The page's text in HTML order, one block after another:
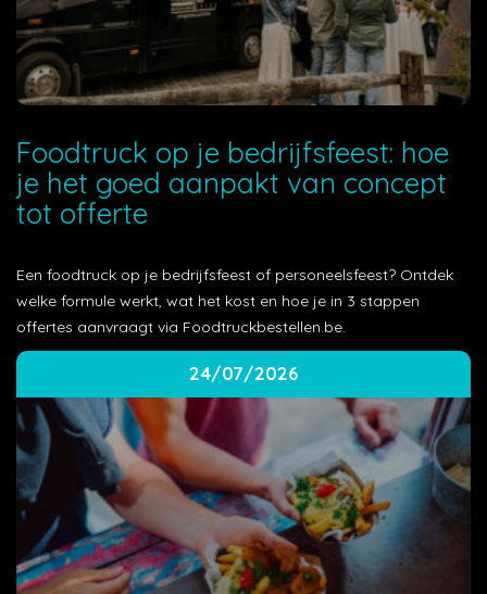
Foodtruck op je bedrijfsfeest: hoe
je het goed aanpakt van concept
tot offerte
Een foodtruck op je bedrijfsfeest of personeelsfeest? Ontdek
welke formule werkt, wat het kost en hoe je in 3 stappen
offertes aanvraagt via Foodtruckbestellen.be.
24/07/2026